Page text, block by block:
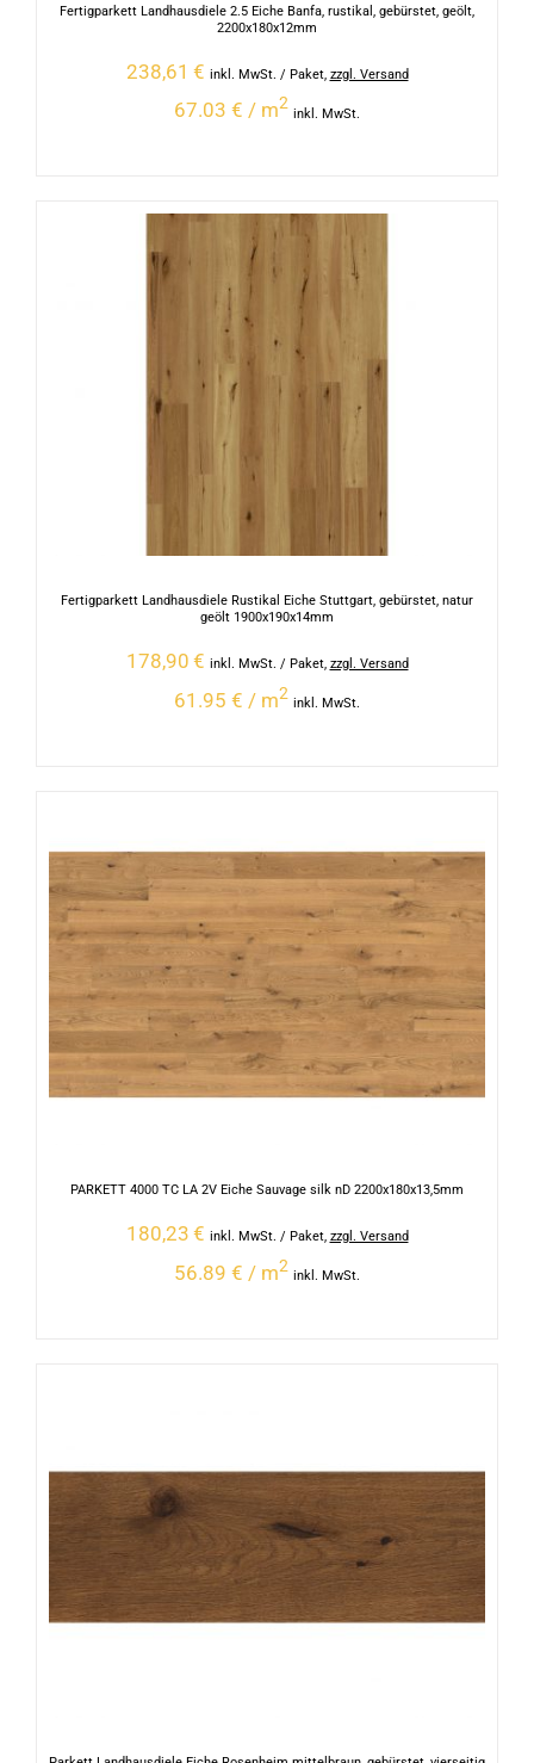
Fertigparkett Landhausdiele 2.5 Eiche Banfa, rustikal, gebürstet, geölt,
2200x180x12mm
238,61 € inkl. MwSt. / Paket, zzgl. Versand
67.03 € / m2
inkl. MwSt.
Fertigparkett Landhausdiele Rustikal Eiche Stuttgart, gebürstet, natur
geölt 1900x190x14mm
178,90 € inkl. MwSt. / Paket, zzgl. Versand
61.95 € / m2
inkl. MwSt.
PARKETT 4000 TC LA 2V Eiche Sauvage silk nD 2200x180x13,5mm
180,23 € inkl. MwSt. / Paket, zzgl. Versand
56.89 € / m2
inkl. MwSt.